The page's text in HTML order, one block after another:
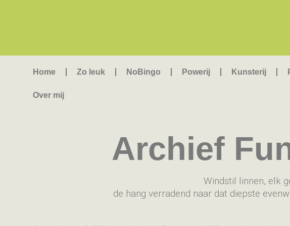
Home Zo leuk NoBingo Powerij Kunsterij
Over mij
Archief
Windstil linnen, elk
de hang verradend naar dat diepste